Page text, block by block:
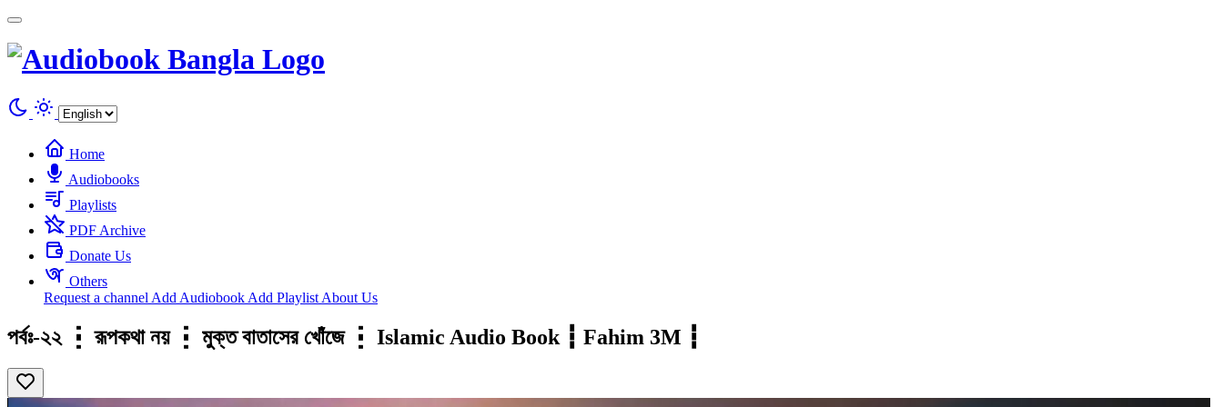
Home
Audiobooks
Playlists
PDF Archive
Donate Us
Others
Request a channel Add Audiobook Add Playlist About Us
পর্বঃ-২২ ┇ রূপকথা নয় ┇ মুক্ত বাতাসের খোঁজে ┇ Islamic Audio Book ┇ Fahim 3M ┇